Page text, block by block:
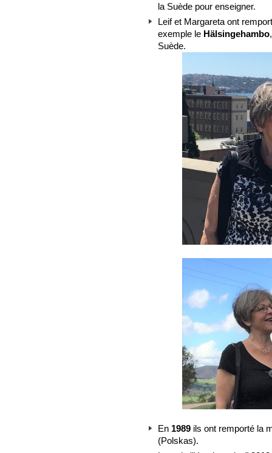
la Suède pour enseigner.
Leif et Margareta ont
exemple le Hälsingehambo
Suède.
En 1989 ils ont remporté la
(Polskas).